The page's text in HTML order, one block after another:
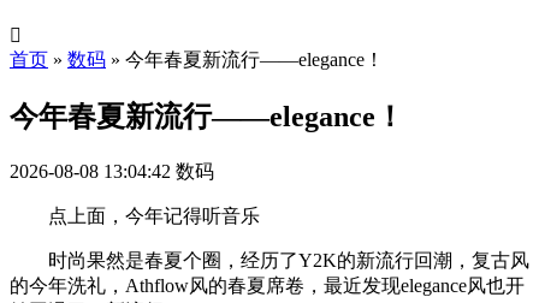

首页 » 数码 » 今年春夏新流行——elegance！
今年春夏新流行——elegance！
2026-08-08 13:04:42 数码
点上面，今年记得听音乐
时尚果然是春夏个圈，经历了Y2K的新流行回潮，复古风
的今年洗礼，Athflow风的春夏席卷，最近发现elegance风也开